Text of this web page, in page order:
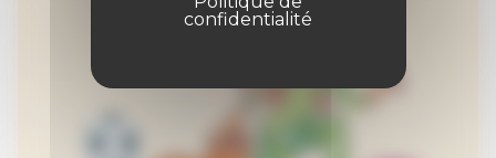
confidentialité